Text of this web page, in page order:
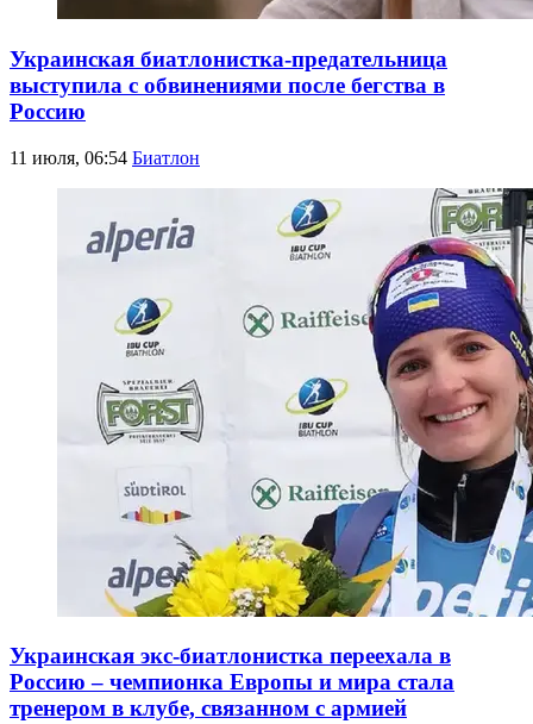
Украинская биатлонистка-предательница
выступила с обвинениями после бегства в
Россию
11 июля, 06:54 Биатлон
Украинская экс-биатлонистка переехала в
Россию – чемпионка Европы и мира стала
тренером в клубе, связанном с армией